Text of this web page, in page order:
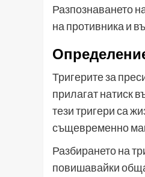
Разпознаването
на противника и
Тригерите за
прилагат натиск
тези тригери са
същевременно
Разбирането на
повишавайки